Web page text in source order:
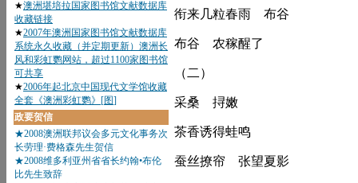
衔来几粒春雨 布谷
布谷 农稼醒了
（二）
采桑 挦嫩
茶香诱得蛙鸣
蚕丝撩帘 张望夏影